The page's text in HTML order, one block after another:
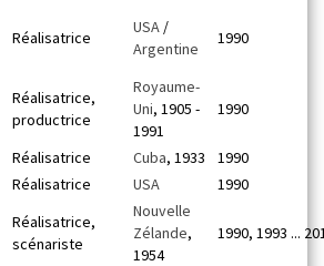
Réalisatrice
USA /
Argentine
1990
Réalisatrice,
productrice
Royaume-
Uni, 1905 -
1991
1990
Réalisatrice Cuba, 1933
1990
Réalisatrice USA 1990
Réalisatrice,
scénariste
Nouvelle
Zélande,
1954
1990, 1993 ...